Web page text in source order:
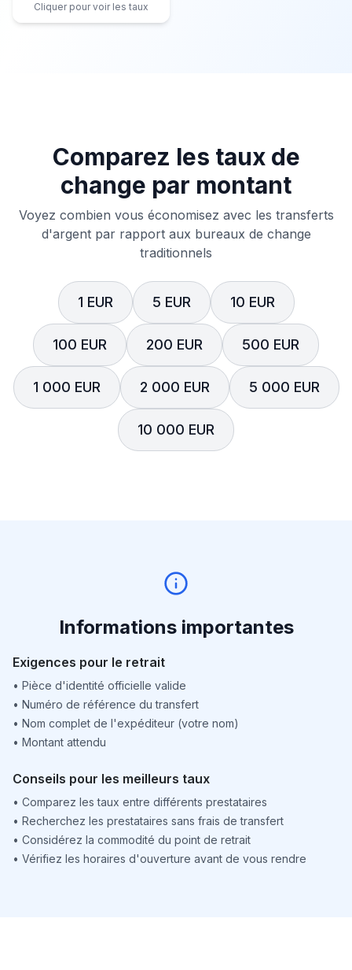
Cliquer pour voir les taux
Comparez les taux de
change par montant
Voyez combien vous économisez avec les transferts
d'argent par rapport aux bureaux de change
traditionnels
1 EUR 5 EUR 10 EUR
100 EUR 200 EUR 500 EUR
1 000 EUR 2 000 EUR 5 000 EUR
10 000 EUR
Informations importantes
Exigences pour le retrait
• Pièce d'identité officielle valide
• Numéro de référence du transfert
• Nom complet de l'expéditeur (votre nom)
• Montant attendu
Conseils pour les meilleurs taux
• Comparez les taux entre différents prestataires
• Recherchez les prestataires sans frais de transfert
• Considérez la commodité du point de retrait
• Vérifiez les horaires d'ouverture avant de vous rendre